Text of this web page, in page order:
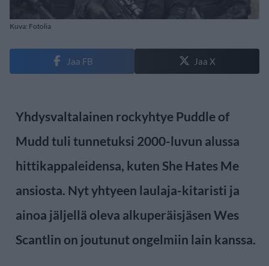
Kuva: Fotolia
Jaa FB Jaa X
Yhdysvaltalainen rockyhtye Puddle of
Mudd tuli tunnetuksi 2000-luvun alussa
hittikappaleidensa, kuten She Hates Me
ansiosta. Nyt yhtyeen laulaja-kitaristi ja
ainoa jäljellä oleva alkuperäisjäsen Wes
Scantlin on joutunut ongelmiin lain kanssa.